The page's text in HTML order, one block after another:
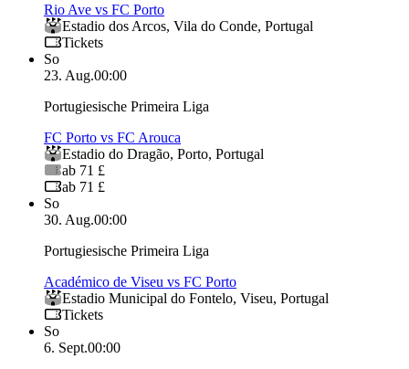
Rio Ave vs FC Porto
Estadio dos Arcos, Vila do Conde, Portugal
Tickets
So
23. Aug.00:00
Portugiesische Primeira Liga
FC Porto vs FC Arouca
Estadio do Dragão, Porto, Portugal
ab 71 £
ab 71 £
So
30. Aug.00:00
Portugiesische Primeira Liga
Académico de Viseu vs FC Porto
Estadio Municipal do Fontelo, Viseu, Portugal
Tickets
So
6. Sept.00:00